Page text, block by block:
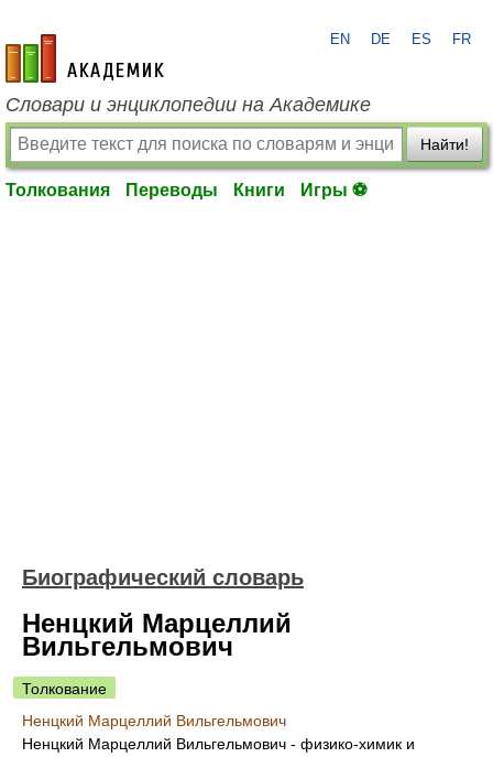
academic.ru
EN DE ES FR
Словари и энциклопедии на Академике
Найти!
Толкования Переводы Книги Игры ⚽
Биографический словарь
Ненцкий Марцеллий
Вильгельмович
Толкование
Ненцкий Марцеллий Вильгельмович
Ненцкий Марцеллий Вильгельмович - физико-химик и